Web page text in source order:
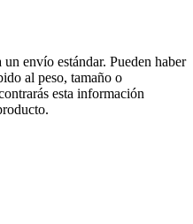
envío estándar. Pueden haber
al peso, tamaño o
esta información